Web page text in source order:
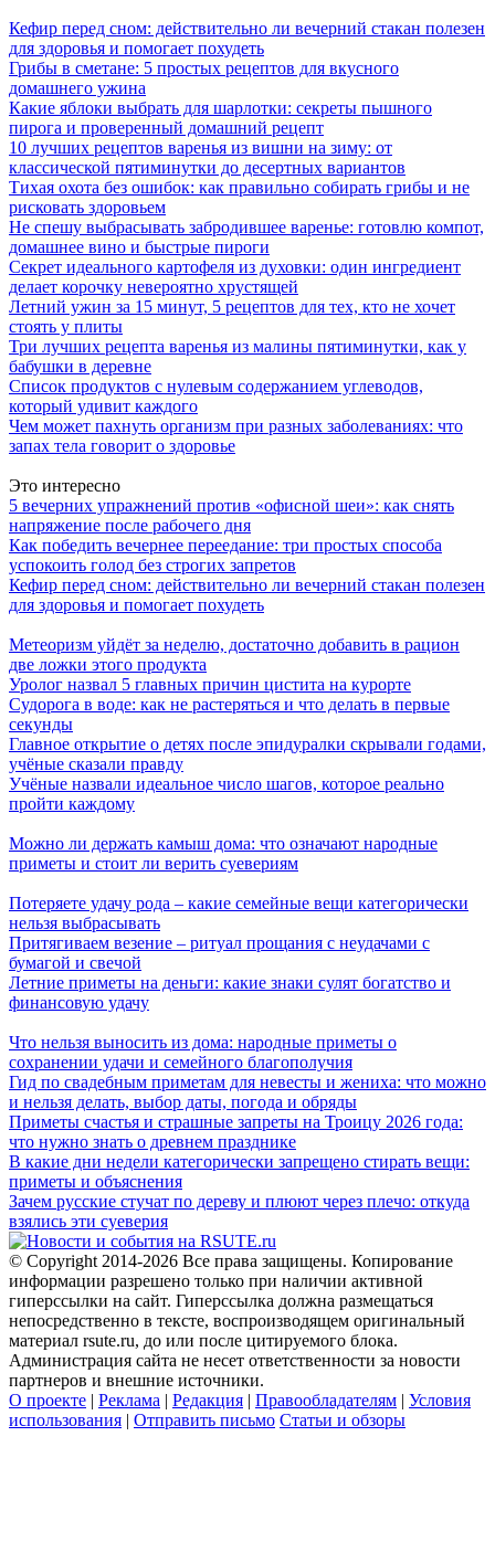
Кефир перед сном: действительно ли вечерний стакан полезен
для здоровья и помогает похудеть
Грибы в сметане: 5 простых рецептов для вкусного
домашнего ужина
Какие яблоки выбрать для шарлотки: секреты пышного
пирога и проверенный домашний рецепт
10 лучших рецептов варенья из вишни на зиму: от
классической пятиминутки до десертных вариантов
Тихая охота без ошибок: как правильно собирать грибы и не
рисковать здоровьем
Не спешу выбрасывать забродившее варенье: готовлю компот,
домашнее вино и быстрые пироги
Секрет идеального картофеля из духовки: один ингредиент
делает корочку невероятно хрустящей
Летний ужин за 15 минут, 5 рецептов для тех, кто не хочет
стоять у плиты
Три лучших рецепта варенья из малины пятиминутки, как у
бабушки в деревне
Список продуктов с нулевым содержанием углеводов,
который удивит каждого
Чем может пахнуть организм при разных заболеваниях: что
запах тела говорит о здоровье
Это интересно
5 вечерних упражнений против «офисной шеи»: как снять
напряжение после рабочего дня
Как победить вечернее переедание: три простых способа
успокоить голод без строгих запретов
Кефир перед сном: действительно ли вечерний стакан полезен
для здоровья и помогает похудеть
Метеоризм уйдёт за неделю, достаточно добавить в рацион
две ложки этого продукта
Уролог назвал 5 главных причин цистита на курорте
Судорога в воде: как не растеряться и что делать в первые
секунды
Главное открытие о детях после эпидуралки скрывали годами,
учёные сказали правду
Учёные назвали идеальное число шагов, которое реально
пройти каждому
Можно ли держать камыш дома: что означают народные
приметы и стоит ли верить суевериям
Потеряете удачу рода – какие семейные вещи категорически
нельзя выбрасывать
Притягиваем везение – ритуал прощания с неудачами с
бумагой и свечой
Летние приметы на деньги: какие знаки сулят богатство и
финансовую удачу
Что нельзя выносить из дома: народные приметы о
сохранении удачи и семейного благополучия
Гид по свадебным приметам для невесты и жениха: что можно
и нельзя делать, выбор даты, погода и обряды
Приметы счастья и страшные запреты на Троицу 2026 года:
что нужно знать о древнем празднике
В какие дни недели категорически запрещено стирать вещи:
приметы и объяснения
Зачем русские стучат по дереву и плюют через плечо: откуда
взялись эти суеверия
© Copyright 2014-2026 Все права защищены. Копирование
информации разрешено только при наличии активной
гиперссылки на сайт. Гиперссылка должна размещаться
непосредственно в тексте, воспроизводящем оригинальный
материал rsute.ru, до или после цитируемого блока.
Администрация сайта не несет ответственности за новости
партнеров и внешние источники.
О проекте | Реклама | Редакция | Правообладателям | Условия
использования | Отправить письмо Статьи и обзоры